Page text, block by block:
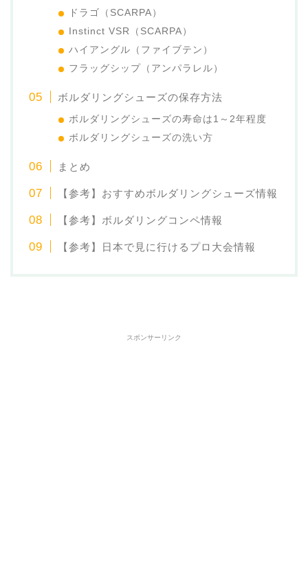
ドラゴ（SCARPA）
Instinct VSR（SCARPA）
ハイアングル（ファイブテン）
フラッグシップ（アンパラレル）
ボルダリングシューズの保存方法
ボルダリングシューズの寿命は1～2年程度
ボルダリングシューズの洗い方
まとめ
【参考】おすすめボルダリングシューズ情報
【参考】ボルダリングコンペ情報
【参考】日本で見に行けるプロ大会情報
スポンサーリンク